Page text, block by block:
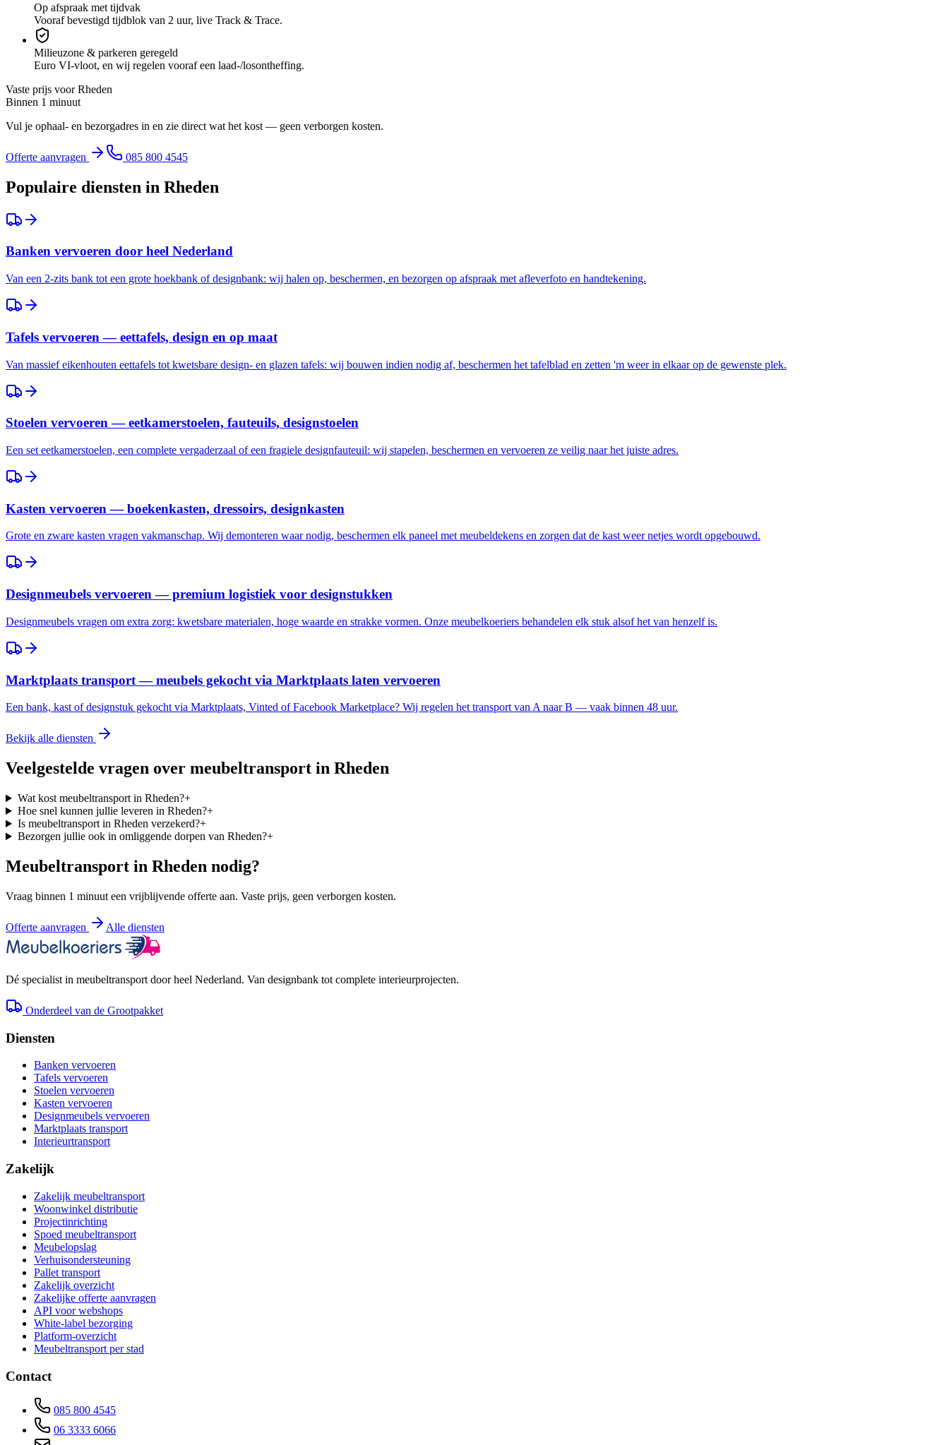
Op afspraak met tijdvak
Vooraf bevestigd tijdblok van 2 uur, live Track & Trace.
Milieuzone & parkeren geregeld
Euro VI-vloot, en wij regelen vooraf een laad-/losontheffing.
Vaste prijs voorRheden
Binnen 1 minuut
Vul je ophaal- en bezorgadres in en zie direct wat het kost — geen verborgen kosten.
Offerte aanvragen 085 800 4545
Populaire diensten in Rheden
Banken vervoeren door heel Nederland
Van een 2-zits bank tot een grote hoekbank of designbank: wij halen op, beschermen, en bezorgen op afspraak met afleverfoto en handtekening.
Tafels vervoeren — eettafels, design en op maat
Van massief eikenhouten eettafels tot kwetsbare design- en glazen tafels: wij bouwen indien nodig af, beschermen het tafelblad en zetten 'm weer in elkaar op de gewenste plek.
Stoelen vervoeren — eetkamerstoelen, fauteuils, designstoelen
Een set eetkamerstoelen, een complete vergaderzaal of een fragiele designfauteuil: wij stapelen, beschermen en vervoeren ze veilig naar het juiste adres.
Kasten vervoeren — boekenkasten, dressoirs, designkasten
Grote en zware kasten vragen vakmanschap. Wij demonteren waar nodig, beschermen elk paneel met meubeldekens en zorgen dat de kast weer netjes wordt opgebouwd.
Designmeubels vervoeren — premium logistiek voor designstukken
Designmeubels vragen om extra zorg: kwetsbare materialen, hoge waarde en strakke vormen. Onze meubelkoeriers behandelen elk stuk alsof het van henzelf is.
Marktplaats transport — meubels gekocht via Marktplaats laten vervoeren
Een bank, kast of designstuk gekocht via Marktplaats, Vinted of Facebook Marketplace? Wij regelen het transport van A naar B — vaak binnen 48 uur.
Bekijk alle diensten
Veelgestelde vragen over meubeltransport in Rheden
Wat kost meubeltransport in Rheden?+
Hoe snel kunnen jullie leveren in Rheden?+
Is meubeltransport in Rheden verzekerd?+
Bezorgen jullie ook in omliggende dorpen van Rheden?+
Meubeltransport in Rheden nodig?
Vraag binnen 1 minuut een vrijblijvende offerte aan. Vaste prijs, geen verborgen kosten.
Offerte aanvragen Alle diensten
Dé specialist in meubeltransport door heel Nederland. Van designbank tot complete interieurprojecten.
Onderdeel van de Grootpakket
Diensten
Banken vervoeren
Tafels vervoeren
Stoelen vervoeren
Kasten vervoeren
Designmeubels vervoeren
Marktplaats transport
Interieurtransport
Zakelijk
Zakelijk meubeltransport
Woonwinkel distributie
Projectinrichting
Spoed meubeltransport
Meubelopslag
Verhuisondersteuning
Pallet transport
Zakelijk overzicht
Zakelijke offerte aanvragen
API voor webshops
White-label bezorging
Platform-overzicht
Meubeltransport per stad
Contact
085 800 4545
06 3333 6066